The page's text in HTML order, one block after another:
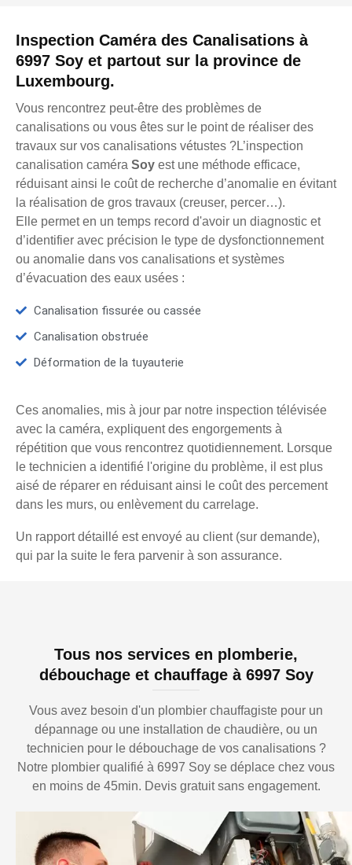
Inspection Caméra des Canalisations à
6997 Soy et partout sur la province de
Luxembourg.
Vous rencontrez peut-être des problèmes de
canalisations ou vous êtes sur le point de réaliser des
travaux sur vos canalisations vétustes ?L’inspection
canalisation caméra Soy est une méthode efficace,
réduisant ainsi le coût de recherche d’anomalie en évitant
la réalisation de gros travaux (creuser, percer…).
Elle permet en un temps record d'avoir un diagnostic et
d’identifier avec précision le type de dysfonctionnement
ou anomalie dans vos canalisations et systèmes
d’évacuation des eaux usées :
Canalisation fissurée ou cassée
Canalisation obstruée
Déformation de la tuyauterie
Ces anomalies, mis à jour par notre inspection télévisée
avec la caméra, expliquent des engorgements à
répétition que vous rencontrez quotidiennement. Lorsque
le technicien a identifié l'origine du problème, il est plus
aisé de réparer en réduisant ainsi le coût des percement
dans les murs, ou enlèvement du carrelage.
Un rapport détaillé est envoyé au client (sur demande),
qui par la suite le fera parvenir à son assurance.
Tous nos services en plomberie,
débouchage et chauffage à 6997 Soy
Vous avez besoin d'un plombier chauffagiste pour un
dépannage ou une installation de chaudière, ou un
technicien pour le débouchage de vos canalisations ?
Notre plombier qualifié à 6997 Soy se déplace chez vous
en moins de 45min. Devis gratuit sans engagement.